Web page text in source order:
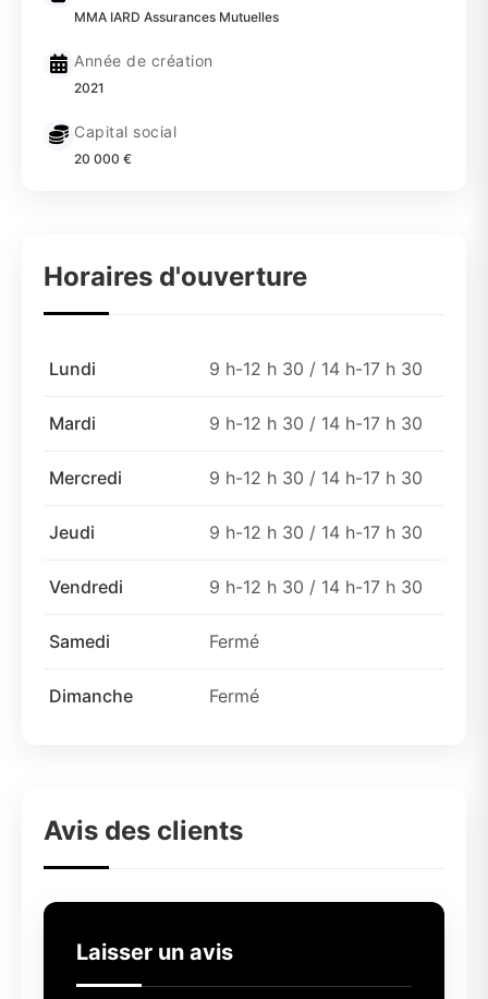
MMA IARD Assurances Mutuelles
Année de création
2021
Capital social
20 000 €
Horaires d'ouverture
Lundi 9 h-12 h 30 / 14 h-17 h 30
Mardi 9 h-12 h 30 / 14 h-17 h 30
Mercredi 9 h-12 h 30 / 14 h-17 h 30
Jeudi 9 h-12 h 30 / 14 h-17 h 30
Vendredi 9 h-12 h 30 / 14 h-17 h 30
Samedi Fermé
Dimanche Fermé
Avis des clients
Laisser un avis